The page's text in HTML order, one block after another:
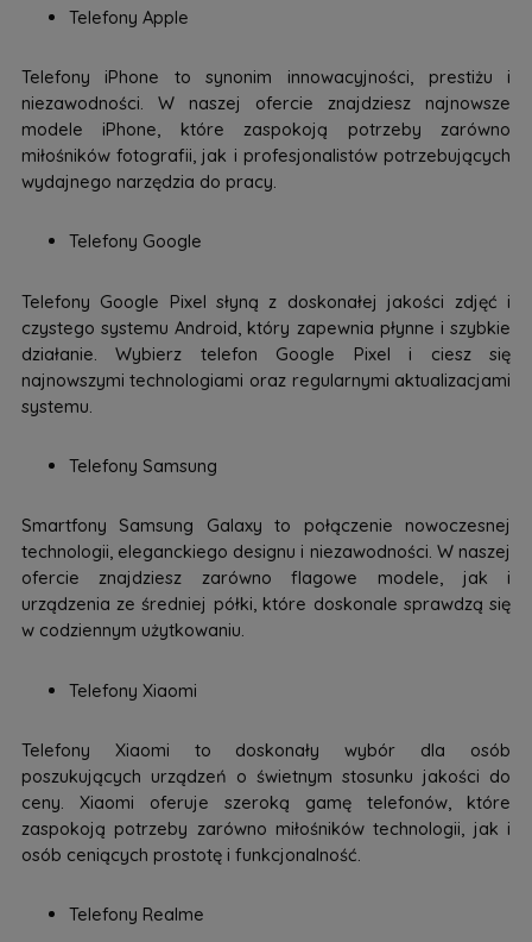
Telefony Apple
Telefony iPhone to synonim innowacyjności, prestiżu i
niezawodności. W naszej ofercie znajdziesz najnowsze
modele iPhone, które zaspokoją potrzeby zarówno
miłośników fotografii, jak i profesjonalistów potrzebujących
wydajnego narzędzia do pracy.
Telefony Google
Telefony Google Pixel słyną z doskonałej jakości zdjęć i
czystego systemu Android, który zapewnia płynne i szybkie
działanie. Wybierz telefon Google Pixel i ciesz się
najnowszymi technologiami oraz regularnymi aktualizacjami
systemu.
Telefony Samsung
Smartfony Samsung Galaxy to połączenie nowoczesnej
technologii, eleganckiego designu i niezawodności. W naszej
ofercie znajdziesz zarówno flagowe modele, jak i
urządzenia ze średniej półki, które doskonale sprawdzą się
w codziennym użytkowaniu.
Telefony Xiaomi
Telefony Xiaomi to doskonały wybór dla osób
poszukujących urządzeń o świetnym stosunku jakości do
ceny. Xiaomi oferuje szeroką gamę telefonów, które
zaspokoją potrzeby zarówno miłośników technologii, jak i
osób ceniących prostotę i funkcjonalność.
Telefony Realme